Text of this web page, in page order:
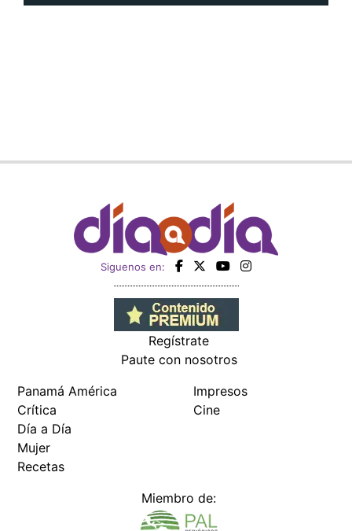
Siguenos en:
Regístrate
Paute con nosotros
Panamá América
Crítica
Día a Día
Mujer
Recetas
Impresos
Cine
Miembro de: